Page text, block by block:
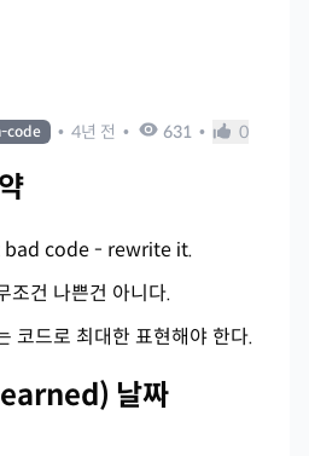
code • 4년 전 • 631 • 0
code - rewrite it.
조건 나쁜건 아니다.
코드로 최대한 표현해야 한다.
날짜